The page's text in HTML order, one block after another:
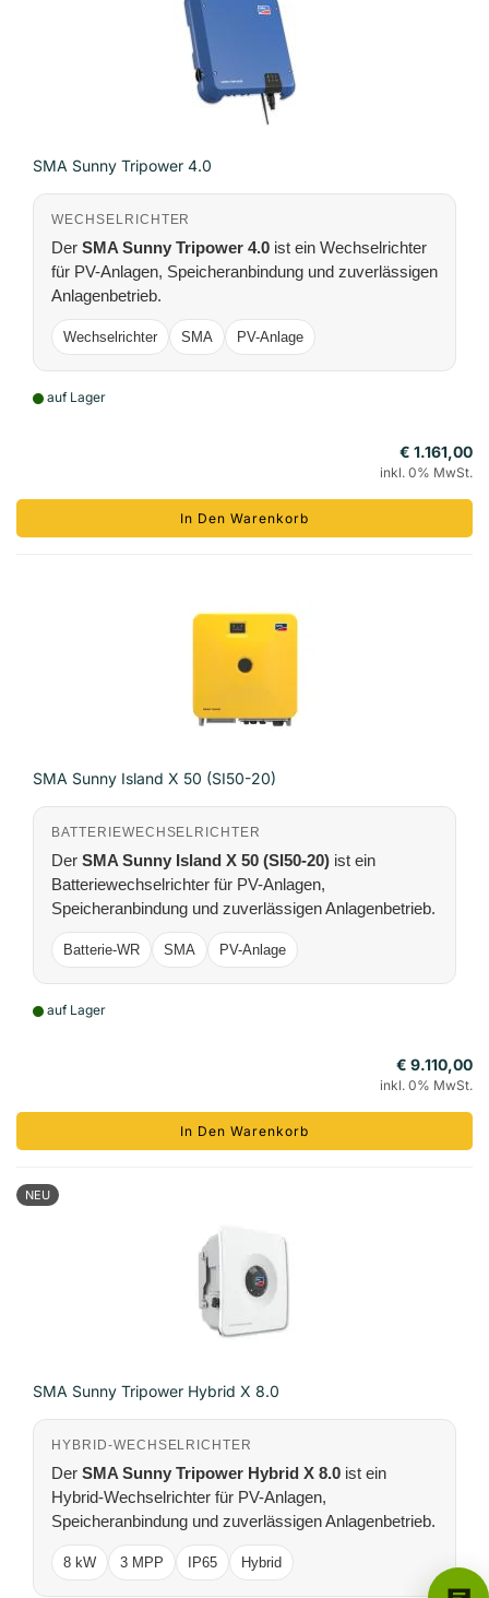
SMA Sunny Tripower 4.0
WECHSELRICHTER
Der SMA Sunny Tripower 4.0 ist ein Wechselrichter
für PV-Anlagen, Speicheranbindung und zuverlässigen
Anlagenbetrieb.
Wechselrichter SMA PV-Anlage
auf Lager
€ 1.161,00
inkl. 0% MwSt.
In Den Warenkorb
SMA Sunny Island X 50 (SI50-20)
BATTERIEWECHSELRICHTER
Der SMA Sunny Island X 50 (SI50-20) ist ein
Batteriewechselrichter für PV-Anlagen,
Speicheranbindung und zuverlässigen Anlagenbetrieb.
Batterie-WR SMA PV-Anlage
auf Lager
€ 9.110,00
inkl. 0% MwSt.
In Den Warenkorb
NEU
SMA Sunny Tripower Hybrid X 8.0
HYBRID-WECHSELRICHTER
Der SMA Sunny Tripower Hybrid X 8.0 ist ein
Hybrid-Wechselrichter für PV-Anlagen,
Speicheranbindung und zuverlässigen Anlagenbetrieb.
8 kW 3 MPP IP65 Hybrid